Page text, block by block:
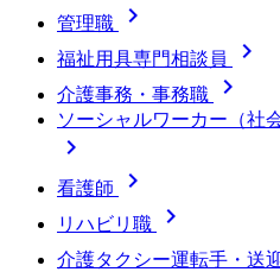
管理職 
福祉用具専門相談員 
介護事務・事務職 
ソーシャルワーカー（社

看護師 
リハビリ職 
介護タクシー運転手・送